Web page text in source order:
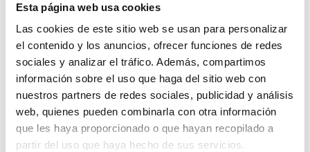
Esta página web usa cookies
Las cookies de este sitio web se usan para personalizar
el contenido y los anuncios, ofrecer funciones de redes
sociales y analizar el tráfico. Además, compartimos
información sobre el uso que haga del sitio web con
nuestros partners de redes sociales, publicidad y análisis
web, quienes pueden combinarla con otra información
que les haya proporcionado o que hayan recopilado a
partir del uso que haya hecho de sus servicios.
Toscano 10002801 COMBI
2P40T15B Protector
sobretensión permanente y
transitoria + IGA...
77,80 € 163,80 €
Comprar
Toscano 10002895 COMBI-PRO
2PT 2P40T15 Protector
sobretensión perm. y trans. +
IGA...
153,45 €257,03 €
Comprar